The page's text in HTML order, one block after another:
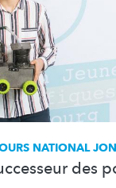
NATIONAL
des